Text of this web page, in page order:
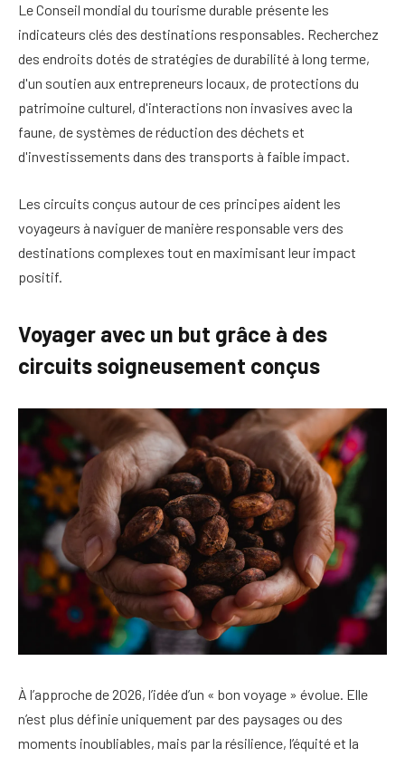
Le Conseil mondial du tourisme durable présente les
indicateurs clés des destinations responsables. Recherchez
des endroits dotés de stratégies de durabilité à long terme,
d'un soutien aux entrepreneurs locaux, de protections du
patrimoine culturel, d'interactions non invasives avec la
faune, de systèmes de réduction des déchets et
d'investissements dans des transports à faible impact.
Les circuits conçus autour de ces principes aident les
voyageurs à naviguer de manière responsable vers des
destinations complexes tout en maximisant leur impact
positif.
Voyager avec un but grâce à des
circuits soigneusement conçus
À l’approche de 2026, l’idée d’un « bon voyage » évolue. Elle
n’est plus définie uniquement par des paysages ou des
moments inoubliables, mais par la résilience, l’équité et la